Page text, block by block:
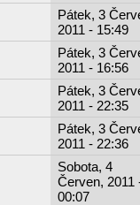
Pátek, 3
2011 - 15:49
Pátek, 3
2011 - 16:56
Pátek, 3
2011 - 22:35
Pátek, 3
2011 - 22:36
Sobota, 4
Červen, 2011
00:07